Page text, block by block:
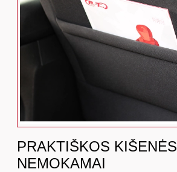
PRAKTIŠKOS KIŠENĖS
NEMOKAMAI